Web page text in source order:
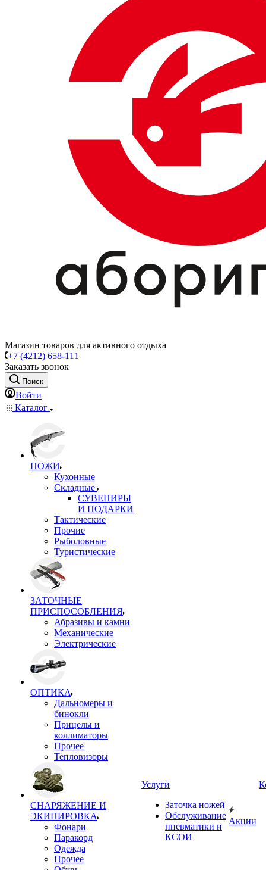
Магазин товаров для активного отдыха
+7 (4212) 658-111
Заказать звонок
Поиск
Войти
Каталог
НОЖИ
Кухонные
Складные
СУВЕНИРЫ
И ПОДАРКИ
Тактические
Прочие
Рыболовные
Туристические
ЗАТОЧНЫЕ
ПРИСПОСОБЛЕНИЯ
Абразивы и камни
Механические
Электрические
ОПТИКА
Дальномеры и
бинокли
Прицелы и
коллиматоры
Прочее
Тепловизоры
СНАРЯЖЕНИЕ И
ЭКИПИРОВКА
Фонари
Паракорд
Одежда
Прочее
Услуги
Заточка ножей
Обслуживание
пневматики и
КСОИ
Акции